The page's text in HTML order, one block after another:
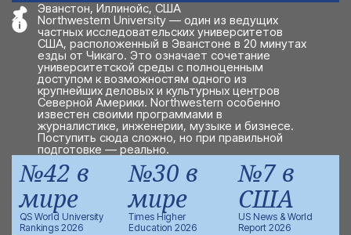
№42 в
мире
QS World University
Rankings 2026
№30 в
мире
Times Higher
Education 2026
№7 в
США
US News & World
Report 2026
Эванстон, Иллинойс, США
Northwestern University — один из ведущих
частных исследовательских университетов
США, расположенный в Эванстоне в 20 минутах
езды от Чикаго. Это означает сочетание
университетской среды с полноценным
доступом к возможностям одного из
крупнейших деловых и культурных центров
Северной Америки. Northwestern особенно
известен своими программами в
журналистике, инженерии, музыке и бизнесе.
Поступить сюда сложно, но при правильной
подготовке — реально.